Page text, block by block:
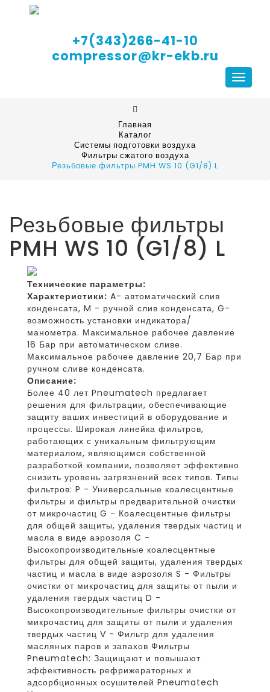
+7(343)266-41-10
compressor@kr-ekb.ru
Главная
Каталог
Системы подготовки воздуха
Фильтры сжатого воздуха
Резьбовые фильтры PMH WS 10 (G1/8) L
Резьбовые фильтры
PMH WS 10 (G1/8) L
Технические параметры:
Характеристики: A- автоматический слив
конденсата, M - ручной слив конденсата, G-
возможность установки индикатора/
манометра. Максимальное рабочее давление
16 Бар при автоматическом сливе.
Максимальное рабочее давление 20,7 Бар при
ручном сливе конденсата.
Описание:
Более 40 лет Pneumatech предлагает
решения для фильтрации, обеспечивающие
защиту ваших инвестиций в оборудование и
процессы. Широкая линейка фильтров,
работающих с уникальным фильтрующим
материалом, являющимся собственной
разработкой компании, позволяет эффективно
снизить уровень загрязнений всех типов. Типы
фильтров: P - Универсальные коалесцентные
фильтры и фильтры предварительной очистки
от микрочастиц G - Коалесцентные фильтры
для общей защиты, удаления твердых частиц и
масла в виде аэрозоля C -
Высокопроизводительные коалесцентные
фильтры для общей защиты, удаления твердых
частиц и масла в виде аэрозоля S - Фильтры
очистки от микрочастиц для защиты от пыли и
удаления твердых частиц D -
Высокопроизводительные фильтры очистки от
микрочастиц для защиты от пыли и удаления
твердых частиц V - Фильтр для удаления
масляных паров и запахов Фильтры
Pneumatech: Защищают и повышают
эффективность рефрижераторных и
адсорбционных осушителей Pneumatech